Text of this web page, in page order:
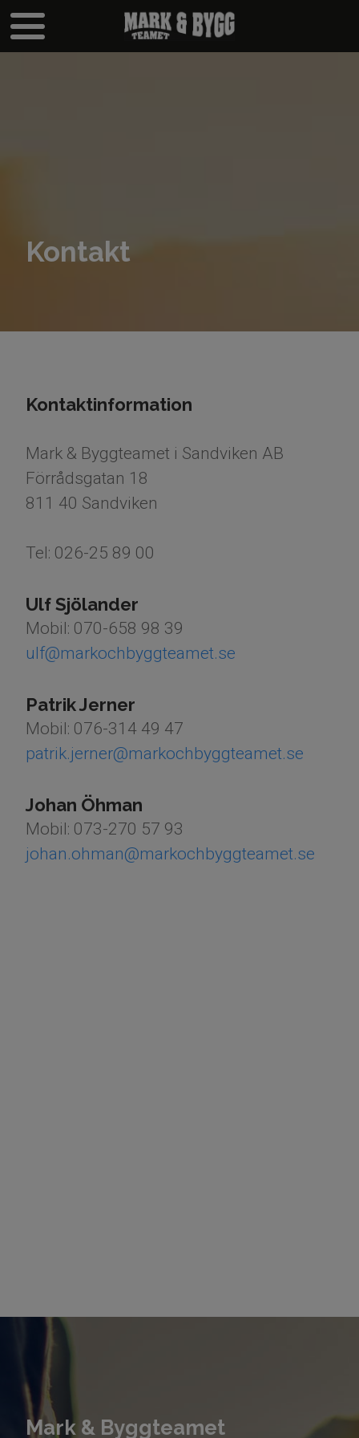
Kontakt
Kontaktinformation
Mark & Byggteamet i Sandviken AB
Förrådsgatan 18
811 40 Sandviken
Tel: 026-25 89 00
Ulf Sjölander
Mobil: 070-658 98 39
ulf@markochbyggteamet.se
Patrik Jerner
Mobil: 076-314 49 47
patrik.jerner@markochbyggteamet.se
Johan Öhman
Mobil: 073-270 57 93
johan.ohman@markochbyggteamet.se
Mark & Byggteamet